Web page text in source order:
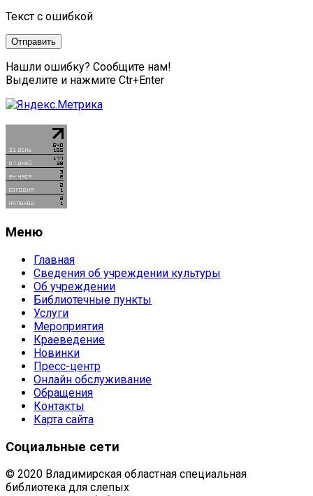
Текст с ошибкой
Нашли ошибку? Сообщите нам!
Выделите и нажмите Ctr+Enter
Меню
Главная
Сведения об учреждении культуры
Об учреждении
Библиотечные пункты
Услуги
Мероприятия
Краеведение
Новинки
Пресс-центр
Онлайн обслуживание
Обращения
Контакты
Карта сайта
Социальные сети
© 2020 Владимирская областная специальная
библиотека для слепых